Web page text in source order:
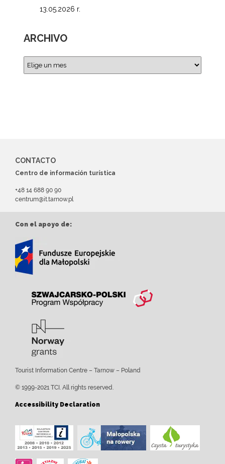
13.05.2026 r.
ARCHIVO
CONTACTO
Centro de información turística
+48 14 688 90 90
centrum@it.tarnow.pl
Con el apoyo de:
Tourist Information Centre – Tarnow – Poland
© 1999-2021 TCI. All rights reserved.
Accessibility Declaration